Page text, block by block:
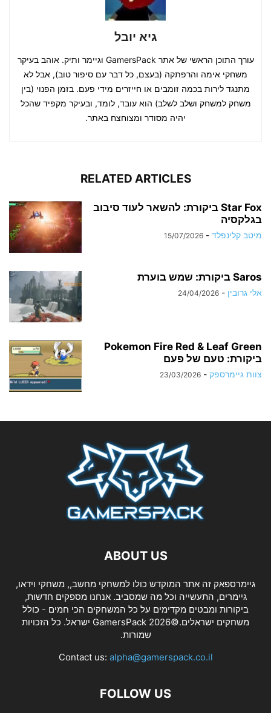
גיא יובל
עורך התוכן הראשי של אתר GamersPack וגיימר ותיק. אוהב בעיקר
משחקי אימה והרפתקה (בעצם, כל דבר עם סיפור טוב), אבל לא
מתנגד לירות בכמה זומבים או חייזרים מידי פעם. בזמן הפנוי (בין
משחק למשחק ושלב לשלב) הוא עובד, לומד, ובעיקר מקפיד שהכל
יהיה מסודר ומצוחצח באתר.
RELATED ARTICLES
Star Fox ביקורת: להשאר לעוד סיבוב
בגלקסיה
מיטב קלינפלד -
15/07/2026
Saros ביקורת: שמש בוערת
אלי גרובין -
24/04/2026
Pokemon Fire Red & Leaf Green
ביקורת: טעם של פעם
צוות גיימרספק -
23/03/2026
ABOUT US
גיימרספאק זה אתר המוקדש כולו למשחקי מחשב,, משחקי וידאו,
גיימרים, התעשייה וכל מה שמסביב. אנחנו מספקים חדשות,
ביקורות ומבטים מקדימים על כל המשחקים הכי חמים - כולל
משחקים ישראלים.©2026 GamersPack ישראל. כל הזכויות
שמורות.
Contact us: alpha@gamerspack.co.il
FOLLOW US